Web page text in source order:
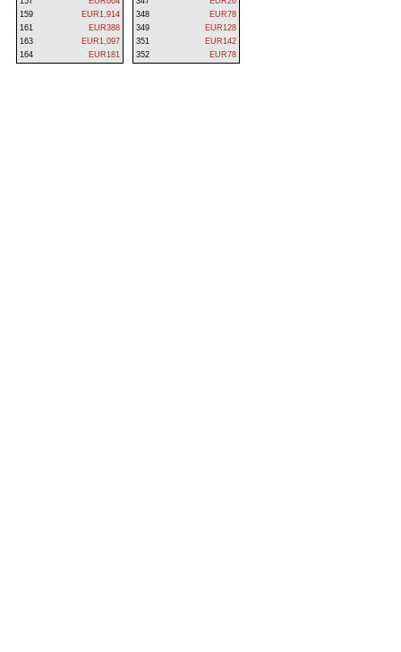
159
EUR1,914
161
EUR388
163
EUR1,097
164
EUR181
348
EUR78
349
EUR128
351
EUR142
352
EUR78